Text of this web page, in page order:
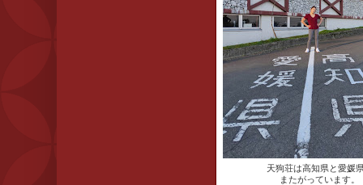
天狗荘は高知県と愛媛
またがっています。